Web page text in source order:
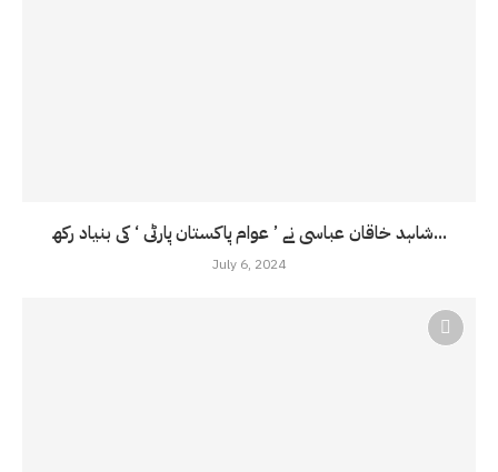
شاہد خاقان عباسی نے ’ عوام پاکستان پارٹی ‘ کی بنیاد رکھ...
July 6, 2024